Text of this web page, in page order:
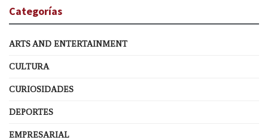
Categorías
ARTS AND ENTERTAINMENT
CULTURA
CURIOSIDADES
DEPORTES
EMPRESARIAL